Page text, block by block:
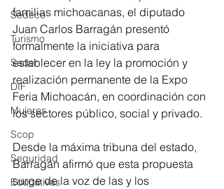
Sedeco
Turismo
Sader
DIF
Mujeres
Scop
Seguridad
Educativas
familias michoacanas, el diputado
Juan Carlos Barragán presentó
formalmente la iniciativa para
establecer en la ley la promoción y
realización permanente de la Expo
Feria Michoacán, en coordinación con
los sectores público, social y privado.
Desde la máxima tribuna del estado,
Barragán afirmó que esta propuesta
surge de la voz de las y los